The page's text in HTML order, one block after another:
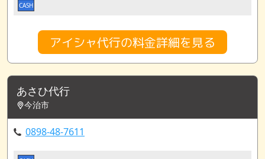
CASH
アイシャ代行の料金詳細を見る
あさひ代行
今治市
0898-48-7611